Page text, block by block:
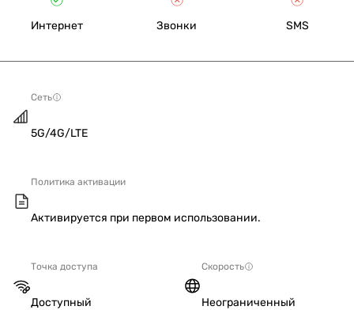
Интернет Звонки SMS
Сеть
5G/4G/LTE
Политика активации
Активируется при первом использовании.
Точка доступа
Доступный
Скорость
Неограниченный